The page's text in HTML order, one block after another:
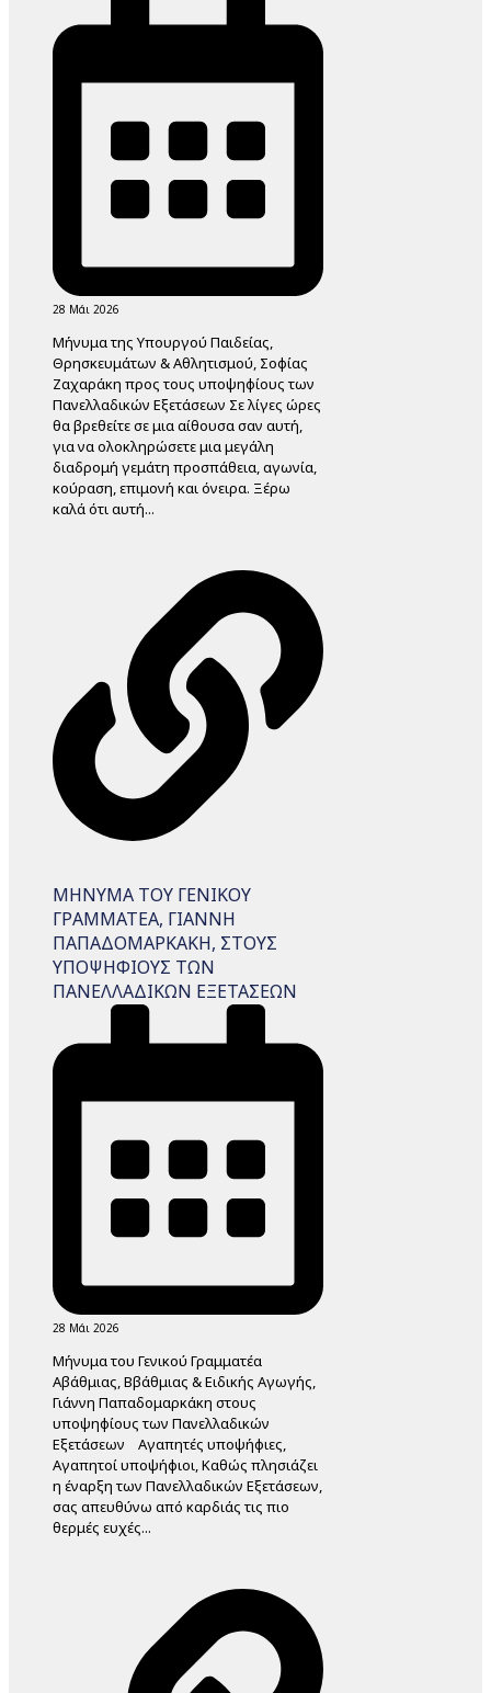
28 Μάι 2026
Mήνυμα της Υπουργού Παιδείας,
Θρησκευμάτων & Αθλητισμού, Σοφίας
Ζαχαράκη προς τους υποψηφίους των
Πανελλαδικών Εξετάσεων Σε λίγες ώρες
θα βρεθείτε σε μια αίθουσα σαν αυτή,
για να ολοκληρώσετε μια μεγάλη
διαδρομή γεμάτη προσπάθεια, αγωνία,
κούραση, επιμονή και όνειρα. Ξέρω
καλά ότι αυτή...
ΜΗΝΥΜΑ ΤΟΥ ΓΕΝΙΚΟΥ
ΓΡΑΜΜΑΤΕΑ, ΓΙΑΝΝΗ
ΠΑΠΑΔΟΜΑΡΚΑΚΗ, ΣΤΟΥΣ
ΥΠΟΨΗΦΙΟΥΣ ΤΩΝ
ΠΑΝΕΛΛΑΔΙΚΩΝ ΕΞΕΤΑΣΕΩΝ
28 Μάι 2026
Μήνυμα του Γενικού Γραμματέα
Αβάθμιας, Ββάθμιας & Ειδικής Αγωγής,
Γιάννη Παπαδομαρκάκη στους
υποψηφίους των Πανελλαδικών
Εξετάσεων Αγαπητές υποψήφιες,
Αγαπητοί υποψήφιοι, Καθώς πλησιάζει
η έναρξη των Πανελλαδικών Εξετάσεων,
σας απευθύνω από καρδιάς τις πιο
θερμές ευχές...